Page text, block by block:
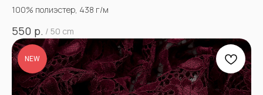
100% полиэстер, 438 г/м
550 р. / 50 cm
NEW